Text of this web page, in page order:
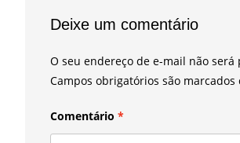
Deixe um comentário
O seu endereço de e-mail não será
Campos obrigatórios são marcados
Comentário *